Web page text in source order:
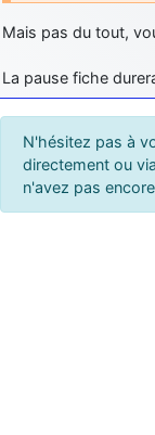
Mais pas du tout,
La pause fiche
N'hésitez pas à
directement ou
n'avez pas